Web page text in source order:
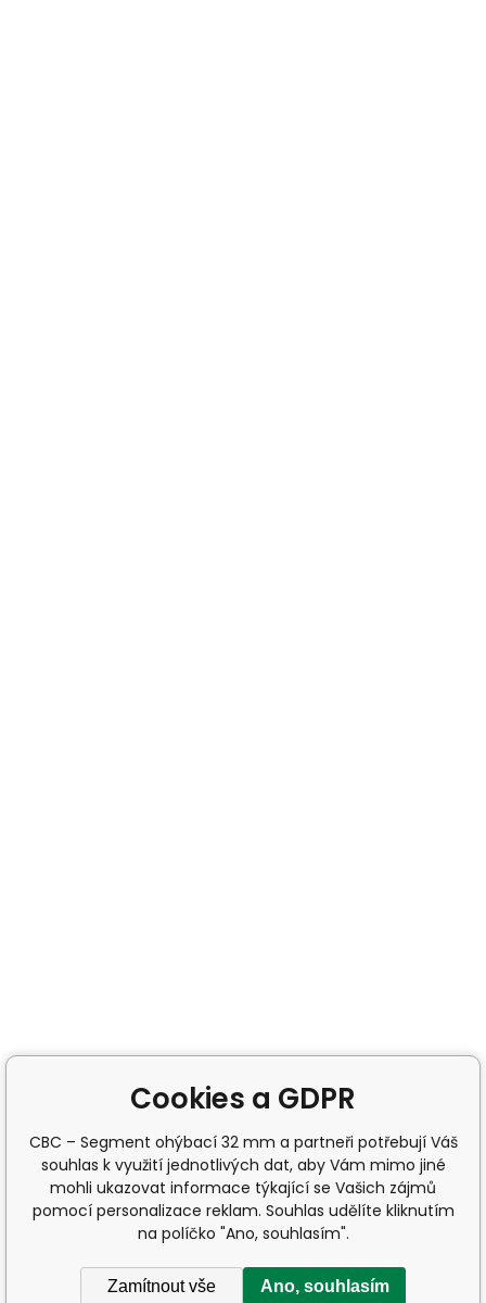
Cookies a GDPR
CBC – Segment ohýbací 32 mm a partneři potřebují Váš
souhlas k využití jednotlivých dat, aby Vám mimo jiné
mohli ukazovat informace týkající se Vašich zájmů
pomocí personalizace reklam. Souhlas udělíte kliknutím
na políčko "Ano, souhlasím".
Zamítnout vše Ano, souhlasím